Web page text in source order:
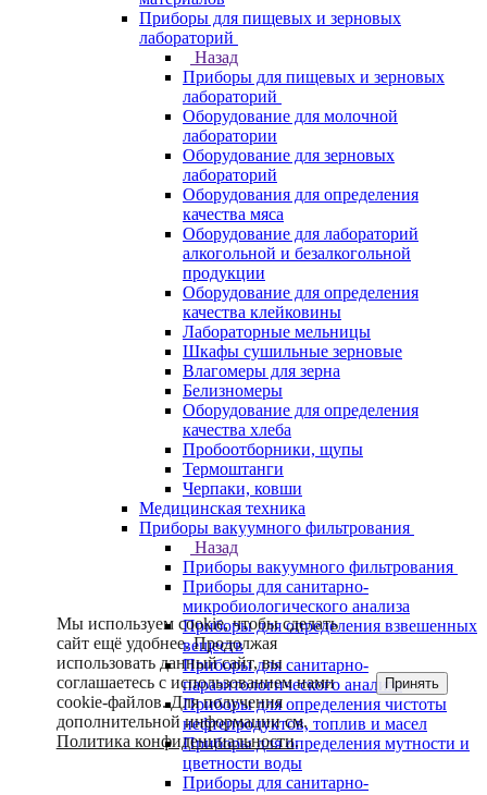
Приборы для пищевых и зерновых
лабораторий
Назад
Приборы для пищевых и зерновых
лабораторий
Оборудование для молочной
лаборатории
Оборудование для зерновых
лабораторий
Оборудования для определения
качества мяса
Оборудование для лабораторий
алкогольной и безалкогольной
продукции
Оборудование для определения
качества клейковины
Лабораторные мельницы
Шкафы сушильные зерновые
Влагомеры для зерна
Белизномеры
Оборудование для определения
качества хлеба
Пробоотборники, щупы
Термоштанги
Черпаки, ковши
Медицинская техника
Приборы вакуумного фильтрования
Назад
Приборы вакуумного фильтрования
Приборы для санитарно-
микробиологического анализа
Приборы для определения взвешенных
веществ
Приборы для санитарно-
паразитологического анализа
Приборы для определения чистоты
нефтепродуктов, топлив и масел
Приборы для определения мутности и
цветности воды
Приборы для санитарно-
Мы используем cookie, чтобы сделать
сайт ещё удобнее. Продолжая
использовать данный сайт, вы
соглашаетесь с использованием нами
cookie-файлов. Для получения
дополнительной информации см.
Политика конфиденциальности.
Принять